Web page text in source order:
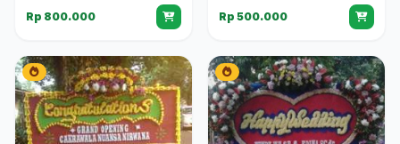
Rp 800.000
Rp 500.000